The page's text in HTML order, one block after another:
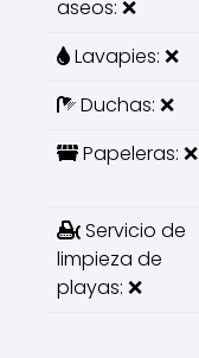
aseos: ❌
Lavapies: ❌
Duchas: ❌
Papeleras: ❌
Servicio de
limpieza de
playas: ❌